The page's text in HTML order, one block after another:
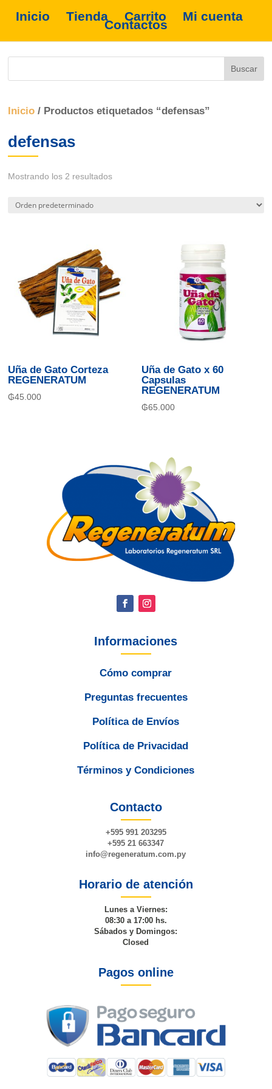
Inicio Tienda Carrito Mi cuenta
Contactos
Inicio / Productos etiquetados “defensas”
defensas
Mostrando los 2 resultados
Uña de Gato Corteza
REGENERATUM
₲45.000
Uña de Gato x 60
Capsulas
REGENERATUM
₲65.000
Informaciones
Cómo comprar
Preguntas frecuentes
Política de Envíos
Política de Privacidad
Términos y Condiciones
Contacto
+595 991 203295
+595 21 663347
info@regeneratum.com.py
Horario de atención
Lunes a Viernes:
08:30 a 17:00 hs.
Sábados y Domingos:
Closed
Pagos online